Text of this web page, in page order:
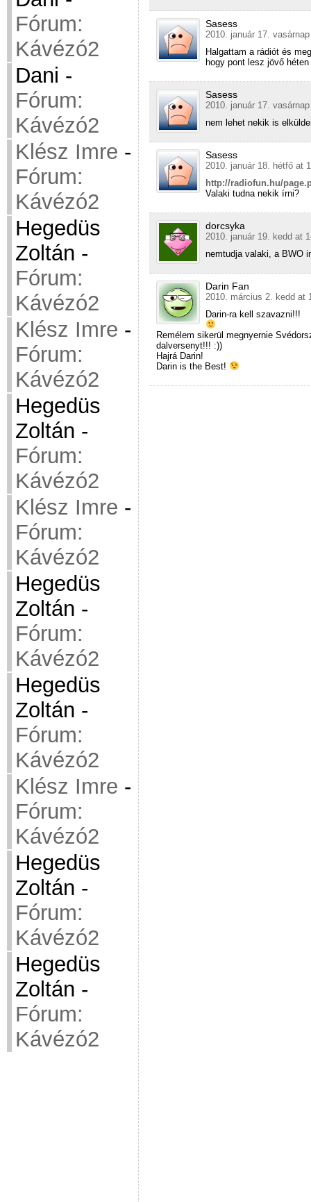
Fórum:
Kávézó2
Dani -
Fórum:
Kávézó2
Klész Imre -
Fórum:
Kávézó2
Hegedüs
Zoltán -
Fórum:
Kávézó2
Klész Imre -
Fórum:
Kávézó2
Hegedüs
Zoltán -
Fórum:
Kávézó2
Klész Imre -
Fórum:
Kávézó2
Hegedüs
Zoltán -
Fórum:
Kávézó2
Hegedüs
Zoltán -
Fórum:
Kávézó2
Klész Imre -
Fórum:
Kávézó2
Hegedüs
Zoltán -
Fórum:
Kávézó2
Hegedüs
Zoltán -
Fórum:
Kávézó2
Sasess
2010. január 17.
Halgattam a rádiót és
hogy pont lesz jövő
Sasess
2010. január 17.
nem lehet nekik is
Sasess
2010. január 18. hétfő at
http://radiofun.hu/
Valaki tudna nekik írni?
dorcsyka
2010. január 19. kedd at
nemtudja valaki, a BWO
Darin Fan
2010. március 2. kedd at
Darin-ra kell szavazni!!!
Remélem sikerül megnyernie
dalversenyt!!! :))
Hajrá Darin!
Darin is the Best!